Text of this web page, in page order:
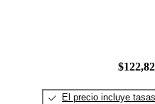
El precio incluye tasas